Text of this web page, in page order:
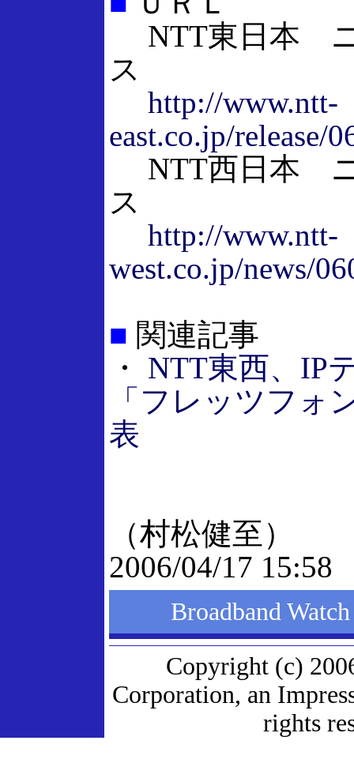
NTT東日本 ニ
ス
http://www.ntt-
east.co.jp/release/
NTT西日本 ニ
ス
http://www.ntt-
west.co.jp/news/
■ 関連記事
・ NTT東西、IP
「フレッツフォ
表
（村松健至）
2006/04/17 15:58
Broadband
Copyright (c)
Corporation, an
rights